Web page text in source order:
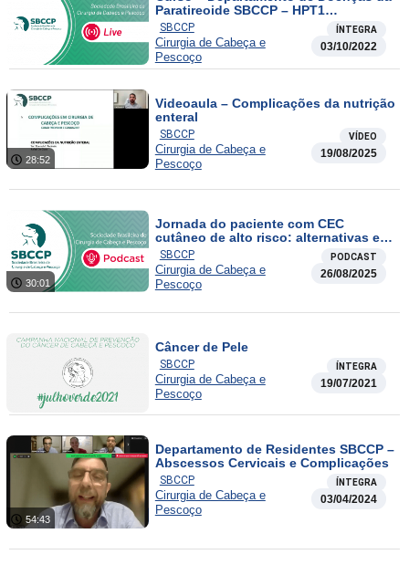
Paratireoide SBCCP – HPT1
Recidivado
SBCCP ÍNTEGRA
Cirurgia de Cabeça e
Pescoço
03/10/2022
28:52
Videoaula – Complicações da nutrição
enteral
SBCCP VÍDEO
Cirurgia de Cabeça e
Pescoço
19/08/2025
30:01
Jornada do paciente com CEC
cutâneo de alto risco: alternativas e
estratégias de prevenção e tratamento
SBCCP PODCAST
Cirurgia de Cabeça e
Pescoço
26/08/2025
Câncer de Pele
SBCCP ÍNTEGRA
Cirurgia de Cabeça e
Pescoço
19/07/2021
54:43
Departamento de Residentes SBCCP –
Abscessos Cervicais e Complicações
SBCCP ÍNTEGRA
Cirurgia de Cabeça e
Pescoço
03/04/2024